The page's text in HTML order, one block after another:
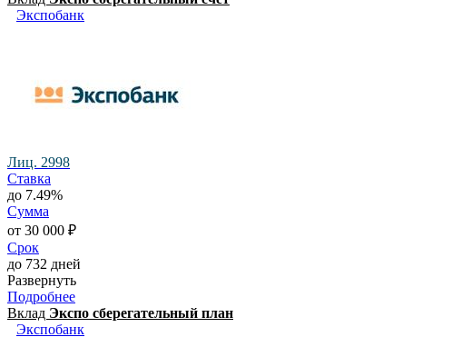
Экспобанк
Лиц. 2998
Ставка
до 7.49%
Сумма
от 30 000 ₽
Срок
до 732 дней
Развернуть
Подробнее
Вклад Экспо сберегательный план
Экспобанк